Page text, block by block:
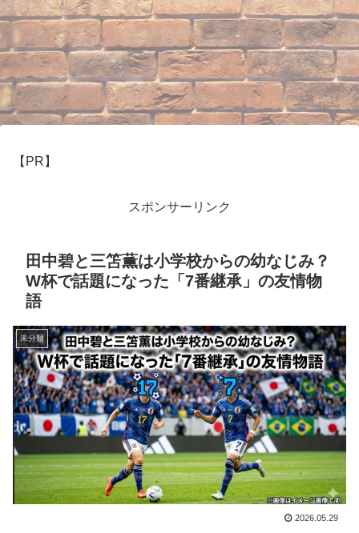
【PR】
スポンサーリンク
田中碧と三笘薫は小学校からの幼なじみ？
W杯で話題になった「7番継承」の友情物
語
未分類
2026.05.29